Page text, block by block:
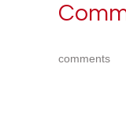
comments